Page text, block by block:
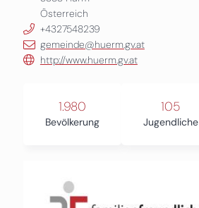
Österreich
+4327548239
gemeinde@huerm.gv.at
http://www.huerm.gv.at
1.980
Bevölkerung
105
Jugendliche